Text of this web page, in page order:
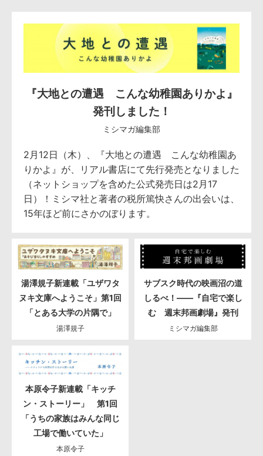
『大地との遭遇 こんな幼稚園ありかよ』
発刊しました！
ミシマガ編集部
2月12日（木）、『大地との遭遇 こんな幼稚園あ
りかよ』が、リアル書店にて先行発売となりました
（ネットショップを含めた公式発売日は2月17
日）！ミシマ社と著者の税所篤快さんの出会いは、
15年ほど前にさかのぼります。
湯澤規子新連載「ユザワタ
ヌキ文庫へようこそ」第1回
「とある大学の片隅で」
湯澤規子
サブスク時代の映画沼の道
しるべ！――『自宅で楽し
む 週末邦画劇場』発刊
ミシマガ編集部
本原令子新連載「キッチ
ン・ストーリー」 第1回
「うちの家族はみんな同じ
工場で働いていた」
本原令子